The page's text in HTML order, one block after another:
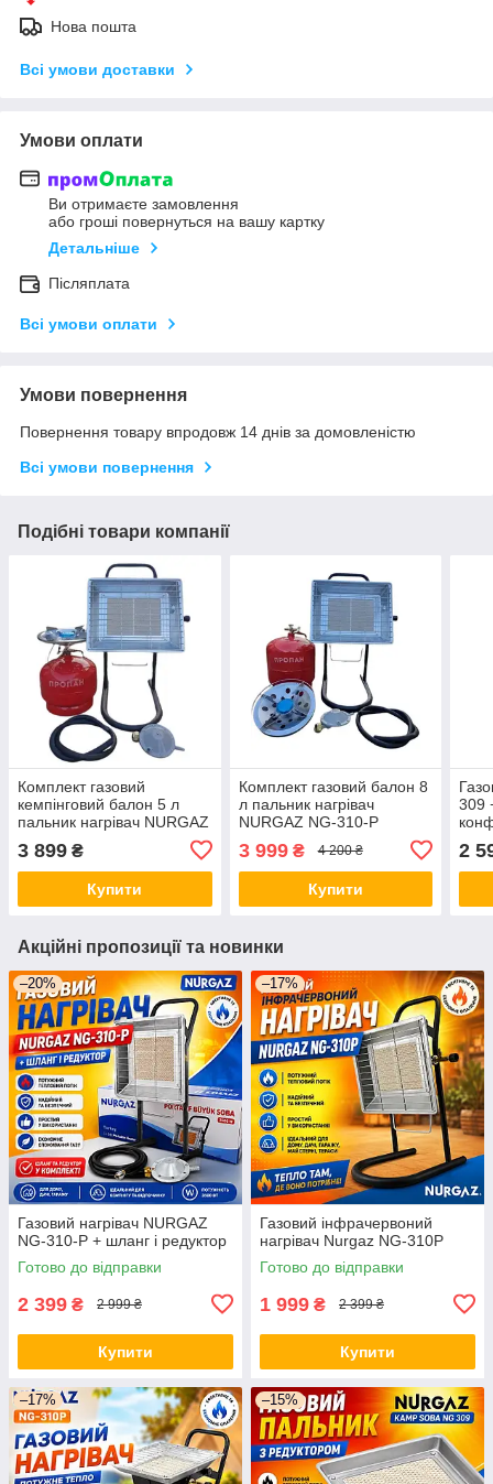
Нова пошта
Всі умови доставки
Умови оплати
Ви отримаєте замовлення
або гроші повернуться на вашу картку
Детальніше
Післяплата
Всі умови оплати
Умови повернення
Повернення товару впродовж 14 днів за домовленістю
Всі умови повернення
Подібні товари компанії
Комплект газовий
кемпінговий балон 5 л
пальник нагрівач NURGAZ
3 899 ₴
Купити
Комплект газовий балон 8
л пальник нагрівач
NURGAZ NG-310-P
3 999₴ 4 200 ₴
Купити
309
2
Акційні пропозиції та новинки
–20%
Газовий нагрівач NURGAZ
NG-310-P + шланг і редуктор
Готово до відправки
2 399 ₴ 2 999 ₴
Купити
–17%
Газовий інфрачервоний
нагрівач Nurgaz NG-310P
Готово до відправки
1 999 ₴ 2 399 ₴
Купити
–17% –15%